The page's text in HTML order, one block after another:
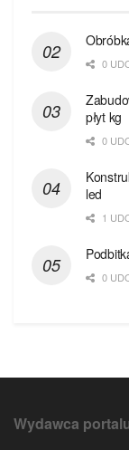
0
płyt kg
0
led
1
0
Wydawca